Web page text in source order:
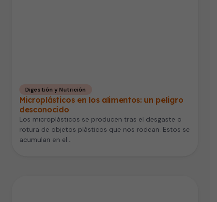
Digestión y Nutrición
Microplásticos en los alimentos: un peligro
desconocido
Los microplásticos se producen tras el desgaste o
rotura de objetos plásticos que nos rodean. Estos se
acumulan en el…